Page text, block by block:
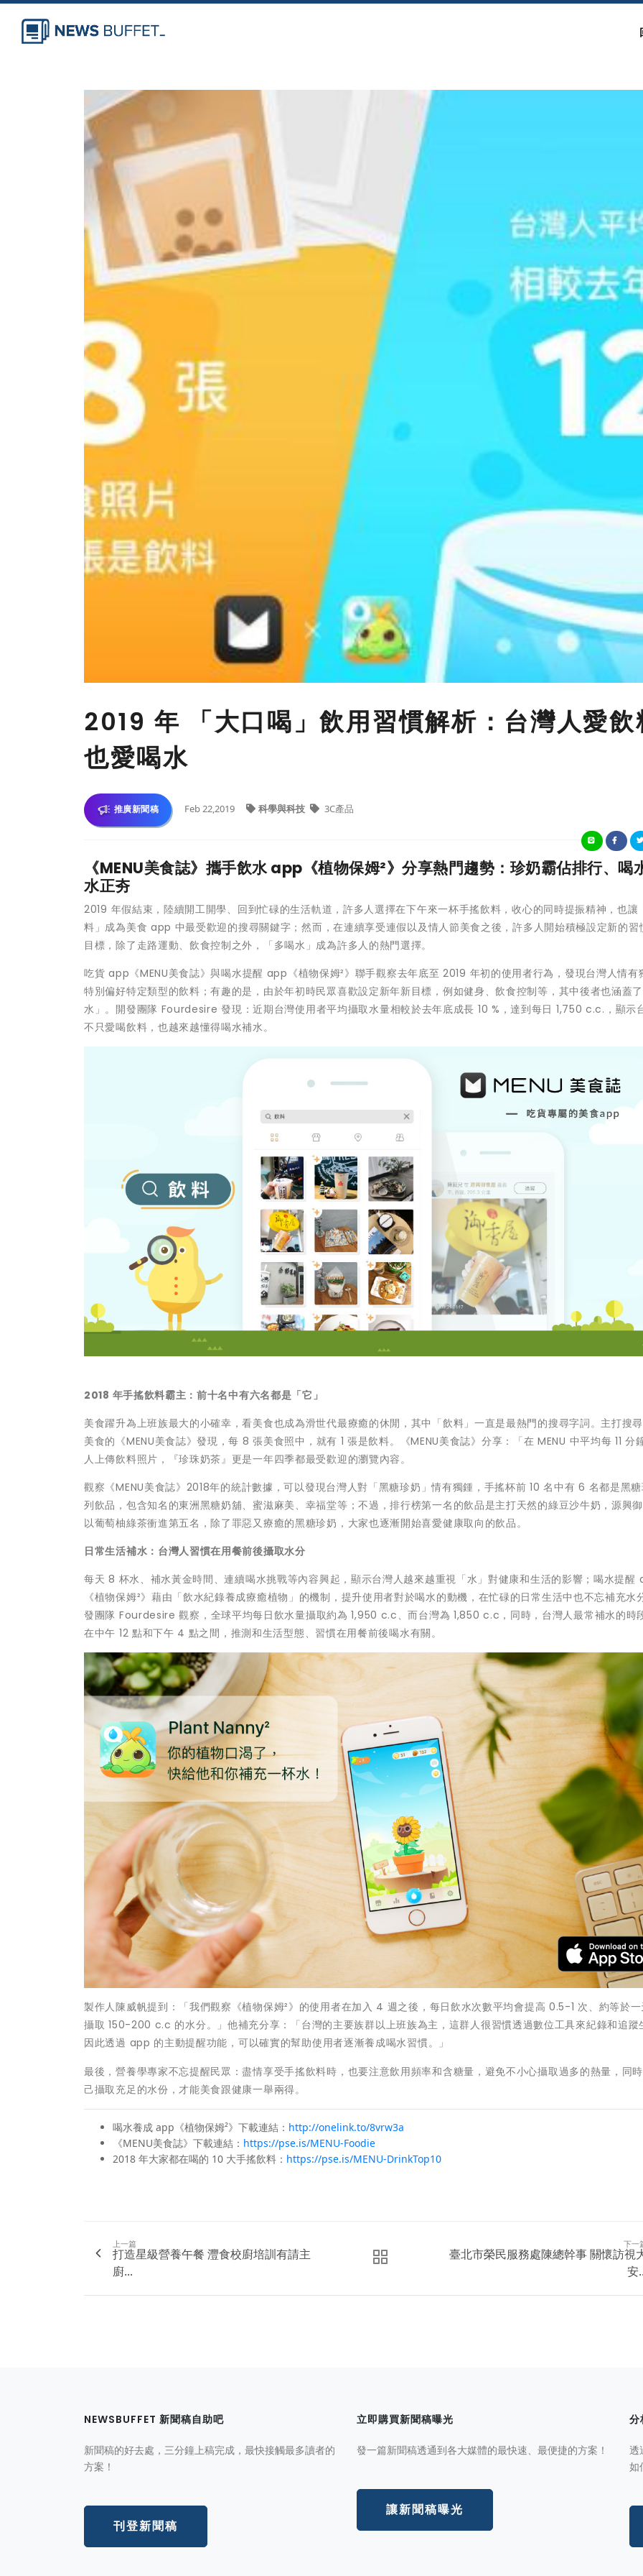
2019 年 「大口喝」飲用習慣解析：台灣人愛飲
也愛喝水
推廣新聞稿 Feb 22,2019 科學與科技 3C產品
《MENU美食誌》攜手飲水 app《植物保姆²》分享熱門趨勢：珍奶霸佔排行、喝
水正夯
2019 年假結束，陸續開工開學、回到忙碌的生活軌道，許多人選擇在下午來一杯手搖飲料，收心的同時提振精神，也讓
料」成為美食 app 中最受歡迎的搜尋關鍵字；然而，在連續享受連假以及情人節美食之後，許多人開始積極設定新的習
目標，除了走路運動、飲食控制之外，「多喝水」成為許多人的熱門選擇。
吃貨 app《MENU美食誌》與喝水提醒 app《植物保姆²》聯手觀察去年底至 2019 年初的使用者行為，發現台灣人情有
特別偏好特定類型的飲料；有趣的是，由於年初時民眾喜歡設定新年新目標，例如健身、飲食控制等，其中後者也涵蓋
水」。開發團隊 Fourdesire 發現：近期台灣使用者平均攝取水量相較於去年底成長 10 %，達到每日 1,750 c.c.，顯示
不只愛喝飲料，也越來越懂得喝水補水。
2018 年手搖飲料霸主：前十名中有六名都是「它」
美食躍升為上班族最大的小確幸，看美食也成為滑世代最療癒的休閒，其中「飲料」一直是最熱門的搜尋字詞。主打搜
美食的《MENU美食誌》發現，每 8 張美食照中，就有 1 張是飲料。《MENU美食誌》分享：「在 MENU 中平均每 11 分
人上傳飲料照片，『珍珠奶茶』更是一年四季都最受歡迎的瀏覽內容。
觀察《MENU美食誌》2018年的統計數據，可以發現台灣人對「黑糖珍奶」情有獨鍾，手搖杯前 10 名中有 6 名都是黑
列飲品，包含知名的東洲黑糖奶舖、蜜滋麻美、幸福堂等；不過，排行榜第一名的飲品是主打天然的綠豆沙牛奶，源興
以葡萄柚綠茶衝進第五名，除了罪惡又療癒的黑糖珍奶，大家也逐漸開始喜愛健康取向的飲品。
日常生活補水：台灣人習慣在用餐前後攝取水分
每天 8 杯水、補水黃金時間、連續喝水挑戰等內容興起，顯示台灣人越來越重視「水」對健康和生活的影響；喝水提醒
《植物保姆²》藉由「飲水紀錄養成療癒植物」的機制，提升使用者對於喝水的動機，在忙碌的日常生活中也不忘補充水
發團隊 Fourdesire 觀察，全球平均每日飲水量攝取約為 1,950 c.c、而台灣為 1,850 c.c，同時，台灣人最常補水的時
在中午 12 點和下午 4 點之間，推測和生活型態、習慣在用餐前後喝水有關。
製作人陳威帆提到：「我們觀察《植物保姆²》的使用者在加入 4 週之後，每日飲水次數平均會提高 0.5-1 次、約等於
攝取 150-200 c.c 的水分。」他補充分享：「台灣的主要族群以上班族為主，這群人很習慣透過數位工具來紀錄和追蹤
因此透過 app 的主動提醒功能，可以確實的幫助使用者逐漸養成喝水習慣。」
最後，營養學專家不忘提醒民眾：盡情享受手搖飲料時，也要注意飲用頻率和含糖量，避免不小心攝取過多的熱量，同
己攝取充足的水份，才能美食跟健康一舉兩得。
喝水養成 app《植物保姆²》下載連結： http://onelink.to/8vrw3a
《MENU美食誌》下載連結： https://pse.is/MENU-Foodie
2018 年大家都在喝的 10 大手搖飲料： https://pse.is/MENU-DrinkTop10
上一篇
打造星級營養午餐 灃食校廚培訓有請主
廚...
下一
臺北市榮民服務處陳總幹事 關懷訪視
安
NEWSBUFFET 新聞稿自助吧
新聞稿的好去處，三分鐘上稿完成，最快接觸最多讀者的
方案！
刊登新聞稿
立即購買新聞稿曝光
發一篇新聞稿透通到各大媒體的最快速、最便捷的方案！
讓新聞稿曝光
分
透
如